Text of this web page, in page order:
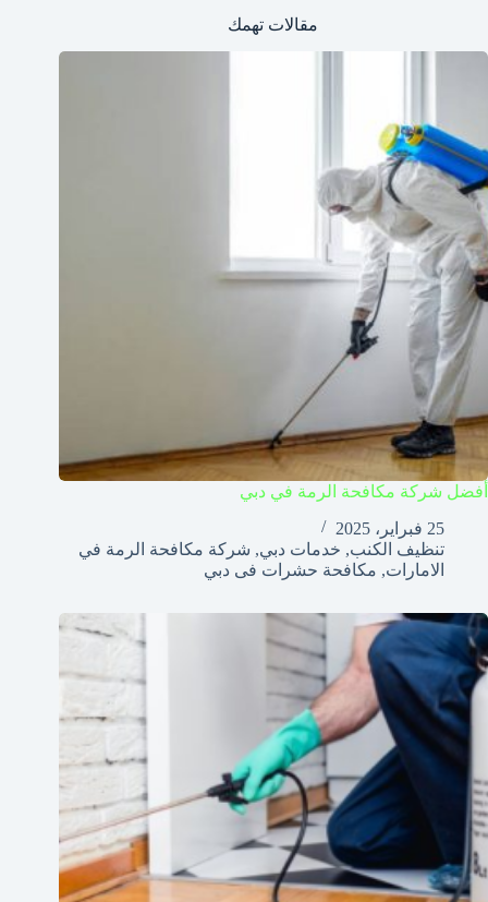
مقالات تهمك
أفضل شركة مكافحة الرمة في دبي
25 فبراير، 2025
تنظيف الكنب, خدمات دبي, شركة مكافحة الرمة في
الامارات, مكافحة حشرات فى دبي